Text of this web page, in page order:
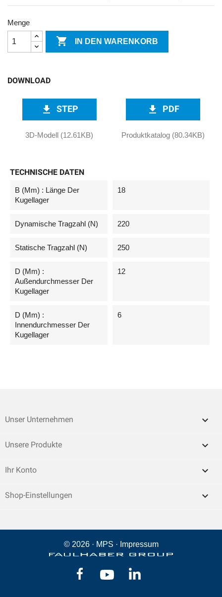
Menge
 IN DEN WARENKORB
DOWNLOAD
download STEP
3D-Modell (12.61KB)
download PDF
Produktkatalog (80.34KB)
TECHNISCHE DATEN
B (mm) : Länge Der
Kugellager
18
Dynamische Tragzahl (N) 220
Statische Tragzahl (N) 250
D (mm) :
Außendurchmesser Der
Kugellager
12
D (mm) :
Innendurchmesser Der
Kugellager
6
Unser Unternehmen 
Unsere Produkte 
Ihr Konto 
Shop-Einstellungen keyboard_arrow_down
© 2026 · MPS · Impressum
Facebook YouTube